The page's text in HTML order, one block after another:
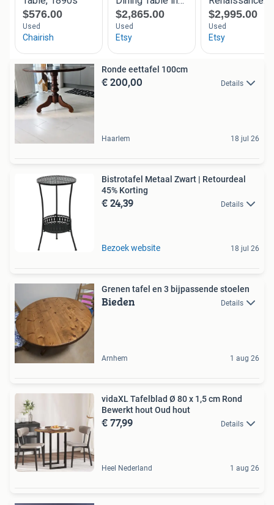
Ronde eettafel 100cm
€ 200,00 Details
Haarlem 18 jul 26
Bistrotafel Metaal Zwart | Retourdeal
45% Korting
€ 24,39 Details
Bezoek website 18 jul 26
Grenen tafel en 3 bijpassende stoelen
Bieden Details
Arnhem 1 aug 26
vidaXL Tafelblad Ø 80 x 1,5 cm Rond
Bewerkt hout Oud hout
€ 77,99 Details
Heel Nederland 1 aug 26